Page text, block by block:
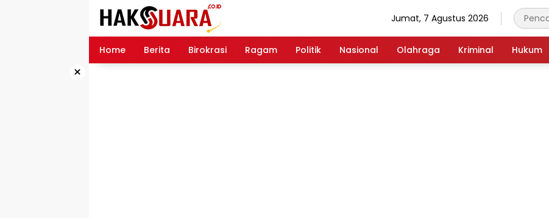
Jumat, 7 Agustus 2026
Home Berita Birokrasi Ragam Politik Nasional Olahraga Kriminal Hukum
×